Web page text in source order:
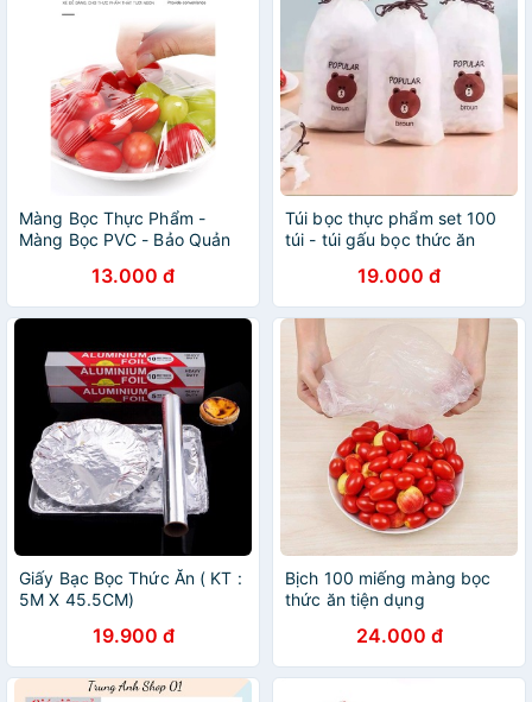
Màng Bọc Thực Phẩm -
Màng Bọc PVC - Bảo Quản
13.000 đ
Túi bọc thực phẩm set 100
túi - túi gấu bọc thức ăn
19.000 đ
Giấy Bạc Bọc Thức Ăn ( KT :
5M X 45.5CM)
19.900 đ
Bịch 100 miếng màng bọc
thức ăn tiện dụng
24.000 đ